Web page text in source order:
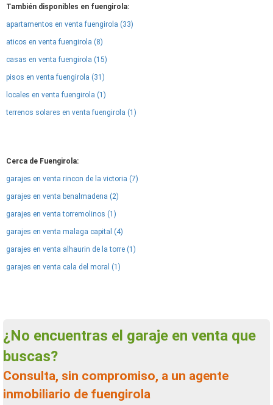
También disponibles en fuengirola:
apartamentos en venta fuengirola (33)
aticos en venta fuengirola (8)
casas en venta fuengirola (15)
pisos en venta fuengirola (31)
locales en venta fuengirola (1)
terrenos solares en venta fuengirola (1)
Cerca de Fuengirola:
garajes en venta rincon de la victoria (7)
garajes en venta benalmadena (2)
garajes en venta torremolinos (1)
garajes en venta malaga capital (4)
garajes en venta alhaurin de la torre (1)
garajes en venta cala del moral (1)
¿No encuentras el garaje en venta que
buscas?
Consulta, sin compromiso, a un agente
inmobiliario de fuengirola